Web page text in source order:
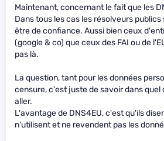
Maintenant, concernant le fait que les
Dans tous les cas les résolveurs
être de confiance. Aussi bien ceux
(google & co) que ceux des FAI ou de
pas là.
La question, tant pour les données
censure, c'est juste de savoir dans quel
aller.
L'avantage de DNS4EU, c'est qu'ils
n'utilisent et ne revendent pas les